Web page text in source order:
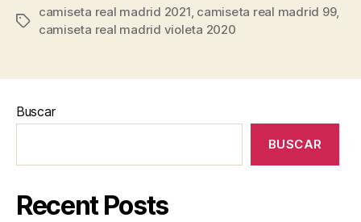
Etiquetas
camiseta real madrid 2021, camiseta real madrid 99,
camiseta real madrid violeta 2020
Buscar
BUSCAR
Recent Posts